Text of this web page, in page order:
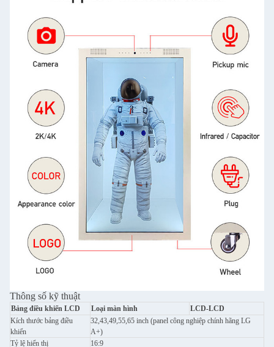
Thông số kỹ thuật
Bảng điều khiển LCD Loại màn hình
LCD-LCD
Kích thước bảng điều
khiển
32,43,49,55,65 inch (panel công nghiệp chính hãng LG
A+)
Tỷ lệ hiển thị
16:9